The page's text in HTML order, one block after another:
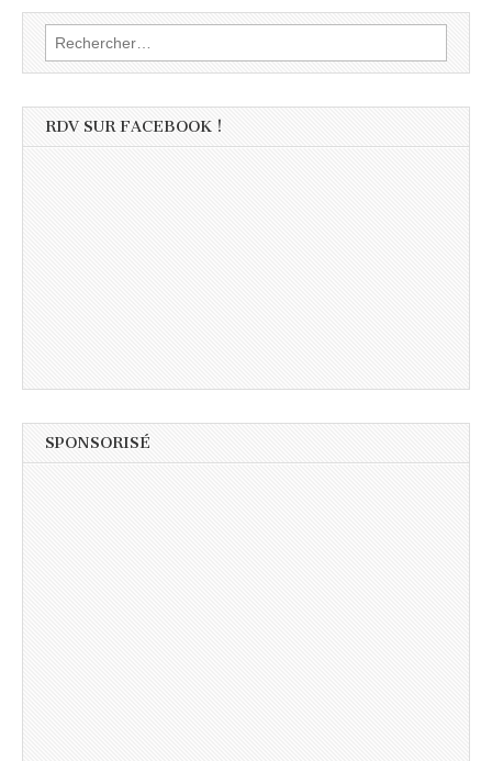
Rechercher :
RDV SUR FACEBOOK !
SPONSORISÉ